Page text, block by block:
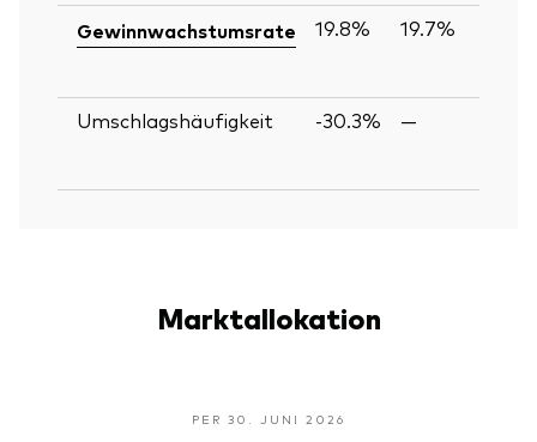
Gewinnwachstumsrate 19.8% 19.7%
Umschlagshäufigkeit -30.3% —
Marktallokation
PER 30. JUNI 2026